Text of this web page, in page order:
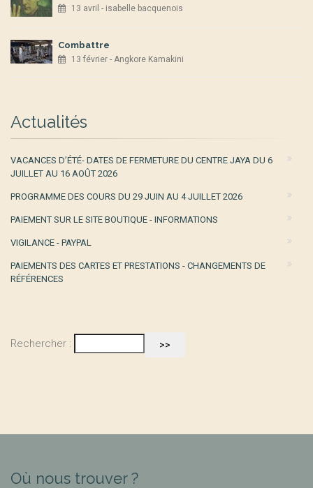
13 avril - isabelle bacquenois
Combattre
13 février - Angkore Kamakini
Actualités
VACANCES D’ÉTÉ- DATES DE FERMETURE DU CENTRE JAYA DU 6
JUILLET AU 16 AOÛT 2026
PROGRAMME DES COURS DU 29 JUIN AU 4 JUILLET 2026
PAIEMENT SUR LE SITE BOUTIQUE - INFORMATIONS
VIGILANCE - PAYPAL
PAIEMENTS DES CARTES ET PRESTATIONS - CHANGEMENTS DE
RÉFÉRENCES
Rechercher :
Où nous trouver ?